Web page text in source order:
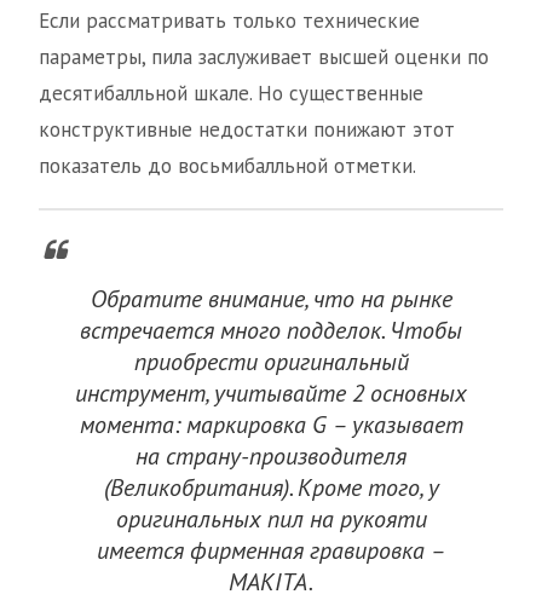
Если рассматривать только технические
параметры, пила заслуживает высшей оценки по
десятибалльной шкале. Но существенные
конструктивные недостатки понижают этот
показатель до восьмибалльной отметки.
Обратите внимание, что на рынке
встречается много подделок. Чтобы
приобрести оригинальный
инструмент, учитывайте 2 основных
момента: маркировка G – указывает
на страну-производителя
(Великобритания). Кроме того, у
оригинальных пил на рукояти
имеется фирменная гравировка –
MAKITA.